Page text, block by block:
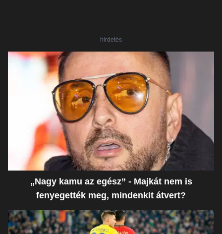
hirdetés
„Nagy kamu az egész” - Majkát nem is
fenyegették meg, mindenkit átvert?